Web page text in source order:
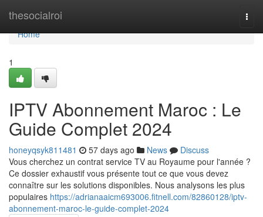
thesocialroi
Home
Home
1
IPTV Abonnement Maroc : Le
Guide Complet 2024
honeyqsyk811481 57 days ago News
Discuss
Vous cherchez un contrat service TV au Royaume pour l'année ?
Ce dossier exhaustif vous présente tout ce que vous devez
connaître sur les solutions disponibles. Nous analysons les plus
populaires https://adrianaaicm693006.fitnell.com/82860128/iptv-
abonnement-maroc-le-guide-complet-2024